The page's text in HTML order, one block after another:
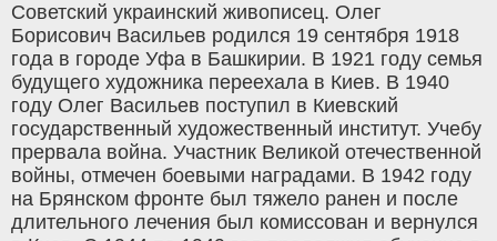
Советский украинский живописец. Олег
Борисович Васильев родился 19 сентября 1918
года в городе Уфа в Башкирии. В 1921 году семья
будущего художника переехала в Киев. В 1940
году Олег Васильев поступил в Киевский
государственный художественный институт. Учебу
прервала война. Участник Великой отечественной
войны, отмечен боевыми наградами. В 1942 году
на Брянском фронте был тяжело ранен и после
длительного лечения был комиссован и вернулся